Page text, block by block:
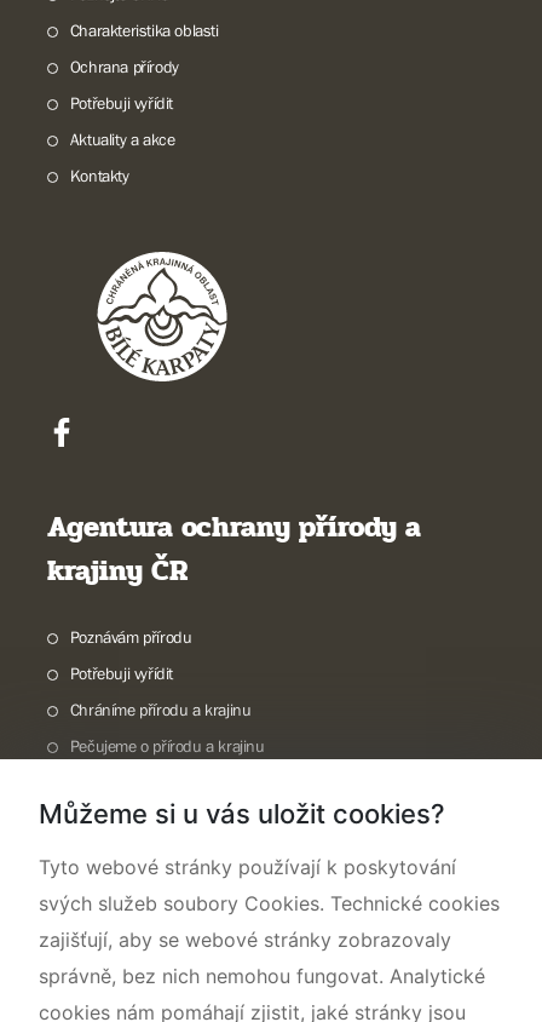
Charakteristika oblasti
Ochrana přírody
Potřebuji vyřídit
Aktuality a akce
Kontakty
Agentura ochrany přírody a
krajiny ČR
Poznávám přírodu
Potřebuji vyřídit
Chráníme přírodu a krajinu
Pečujeme o přírodu a krajinu
O nás
Můžeme si u vás uložit cookies?
Tyto webové stránky používají k poskytování
svých služeb soubory Cookies. Technické cookies
zajišťují, aby se webové stránky zobrazovaly
správně, bez nich nemohou fungovat. Analytické
cookies nám pomáhají zjistit, jaké stránky jsou